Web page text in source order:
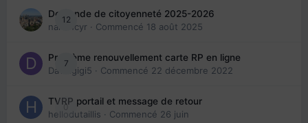
12
Demande de citoyenneté 2025-2026
nanancyr · Commencé 18 août 2025
7
Problème renouvellement carte RP en ligne
Davidgigi5 · Commencé 22 décembre 2022
0
TVRP portail et message de retour
hellodutaillis · Commencé 26 juin